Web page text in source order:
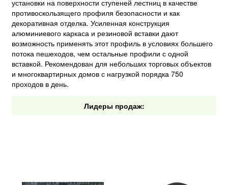
установки на поверхности ступеней лестниц в качестве
противоскользящего профиля безопасности и как
декоративная отделка. Усиленная конструкция
алюминиевого каркаса и резиновой вставки дают
возможность применять этот профиль в условиях большего
потока пешеходов, чем остальные профили с одной
вставкой. Рекомендован для небольших торговых объектов
и многоквартирных домов с нагрузкой порядка 750
проходов в день.
Лидеры продаж: